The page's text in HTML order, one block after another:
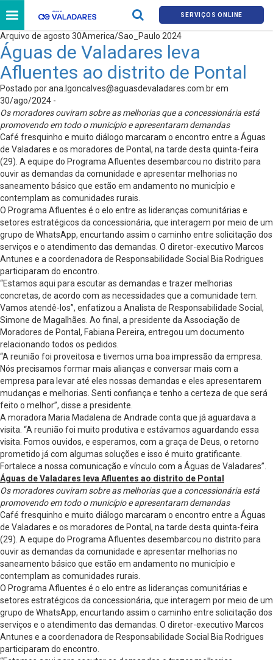
SERVIÇOS ONLINE
Arquivo de agosto 30America/Sao_Paulo 2024
Águas de Valadares leva
Afluentes ao distrito de Pontal
Postado porana.lgoncalves@aguasdevaladares.com.brem
30/ago/2024 -
Os moradores ouviram sobre as melhorias que a concessionária está
promovendo em todo o município e apresentaram demandas
Café fresquinho e muito diálogo marcaram o encontro entre a Águas
de Valadares e os moradores de Pontal, na tarde desta quinta-feira
(29). A equipe do Programa Afluentes desembarcou no distrito para
ouvir as demandas da comunidade e apresentar melhorias no
saneamento básico que estão em andamento no município e
contemplam as comunidades rurais.
O Programa Afluentes é o elo entre as lideranças comunitárias e
setores estratégicos da concessionária, que interagem por meio de um
grupo de WhatsApp, encurtando assim o caminho entre solicitação dos
serviços e o atendimento das demandas. O diretor-executivo Marcos
Antunes e a coordenadora de Responsabilidade Social Bia Rodrigues
participaram do encontro.
“Estamos aqui para escutar as demandas e trazer melhorias
concretas, de acordo com as necessidades que a comunidade tem.
Vamos atendê-los”, enfatizou a Analista de Responsabilidade Social,
Simone de Magalhães. Ao final, a presidente da Associação de
Moradores de Pontal, Fabiana Pereira, entregou um documento
relacionando todos os pedidos.
“A reunião foi proveitosa e tivemos uma boa impressão da empresa.
Nós precisamos formar mais alianças e conversar mais com a
empresa para levar até eles nossas demandas e eles apresentarem
mudanças e melhorias. Senti confiança e tenho a certeza de que será
feito o melhor”, disse a presidente.
A moradora Maria Madalena de Andrade conta que já aguardava a
visita. “A reunião foi muito produtiva e estávamos aguardando essa
visita. Fomos ouvidos, e esperamos, com a graça de Deus, o retorno
prometido já com algumas soluções e isso é muito gratificante.
Fortalece a nossa comunicação e vínculo com a Águas de Valadares”.
Águas de Valadares leva Afluentes ao distrito de Pontal
Os moradores ouviram sobre as melhorias que a concessionária está
promovendo em todo o município e apresentaram demandas
Café fresquinho e muito diálogo marcaram o encontro entre a Águas
de Valadares e os moradores de Pontal, na tarde desta quinta-feira
(29). A equipe do Programa Afluentes desembarcou no distrito para
ouvir as demandas da comunidade e apresentar melhorias no
saneamento básico que estão em andamento no município e
contemplam as comunidades rurais.
O Programa Afluentes é o elo entre as lideranças comunitárias e
setores estratégicos da concessionária, que interagem por meio de um
grupo de WhatsApp, encurtando assim o caminho entre solicitação dos
serviços e o atendimento das demandas. O diretor-executivo Marcos
Antunes e a coordenadora de Responsabilidade Social Bia Rodrigues
participaram do encontro.